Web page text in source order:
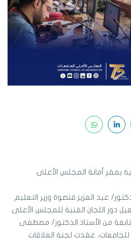
بمقر أمانة المجلس الأعلى
عبد العزيز قنصوة وزير التعليم
دور اللجان الفنية للمجلس الأعلى
من الأستاذ الدكتور/ مصطفى
عقدت لجنة العلاقات